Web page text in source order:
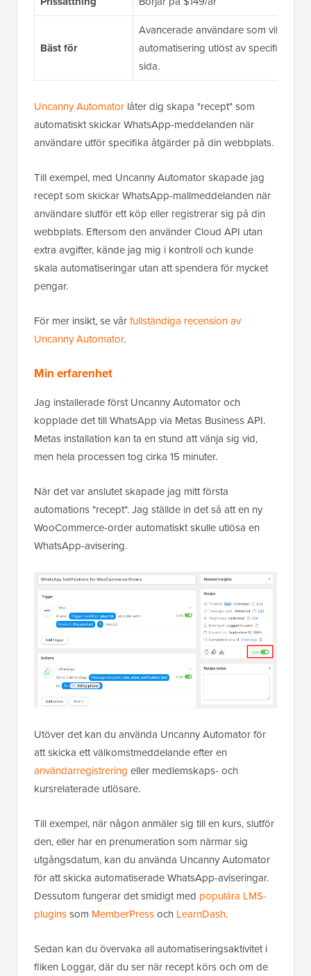
Bäst för
Avancerade användare som vill ha
automatisering utlöst av specifika
sida.
Uncanny Automator låter dig skapa "recept" som
automatiskt skickar WhatsApp-meddelanden när
användare utför specifika åtgärder på din webbplats.
Till exempel, med Uncanny Automator skapade jag
recept som skickar WhatsApp-mallmeddelanden när
användare slutför ett köp eller registrerar sig på din
webbplats. Eftersom den använder Cloud API utan
extra avgifter, kände jag mig i kontroll och kunde
skala automatiseringar utan att spendera för mycket
pengar.
För mer insikt, se vårfullständiga recension av
Uncanny Automator.
Min erfarenhet
Jag installerade först Uncanny Automator och
kopplade det till WhatsApp via Metas Business API.
Metas installation kan ta en stund att vänja sig vid,
men hela processen tog cirka 15 minuter.
När det var anslutet skapade jag mitt första
automations "recept". Jag ställde in det så att en ny
WooCommerce-order automatiskt skulle utlösa en
WhatsApp-avisering.
Utöver det kan du använda Uncanny Automator för
att skicka ett välkomstmeddelande efter en
användarregistrering eller medlemskaps- och
kursrelaterade utlösare.
Till exempel, när någon anmäler sig till en kurs, slutför
den, eller har en prenumeration som närmar sig
utgångsdatum, kan du använda Uncanny Automator
för att skicka automatiserade WhatsApp-aviseringar.
Dessutom fungerar det smidigt med populära LMS-
pluginssom MemberPressoch LearnDash.
Sedan kan du övervaka all automatiseringsaktivitet i
fliken Loggar, där du ser när recept körs och om de